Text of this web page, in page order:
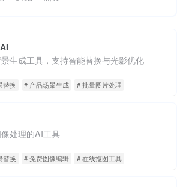
生成工具，支持智能替换与光影优化
替换 # 产品场景生成 # 批量图片处理
处理的AI工具
替换 # 免费图像编辑 # 在线抠图工具